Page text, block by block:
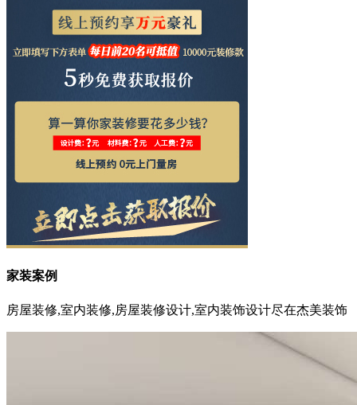
家装案例
房屋装修,室内装修,房屋装修设计,室内装饰设计尽在杰美装饰